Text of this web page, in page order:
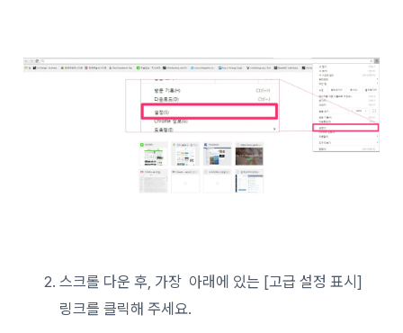
스크롤 다운 후, 가장 아래에 있는 [고급 설정 표시]
링크를 클릭해 주세요.